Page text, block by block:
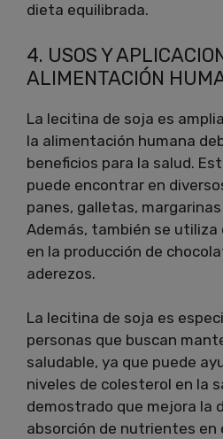
dieta equilibrada.
4. USOS Y
ALIMENTACIÓN
La lecitina de soja es
la alimentación humana
beneficios para la salud.
puede encontrar en
panes, galletas,
Además, también se
en la producción de
aderezos.
La lecitina de soja es
personas que buscan
saludable, ya que puede
niveles de colesterol en la
demostrado que mejora la
absorción de nutrientes en